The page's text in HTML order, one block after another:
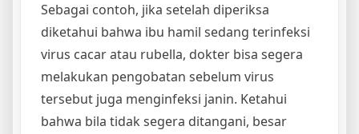
Sebagai contoh, jika setelah diperiksa
diketahui bahwa ibu hamil sedang terinfeksi
virus cacar atau rubella, dokter bisa segera
melakukan pengobatan sebelum virus
tersebut juga menginfeksi janin. Ketahui
bahwa bila tidak segera ditangani, besar